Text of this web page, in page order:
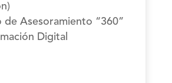
de Asesoramiento “360”
Digital